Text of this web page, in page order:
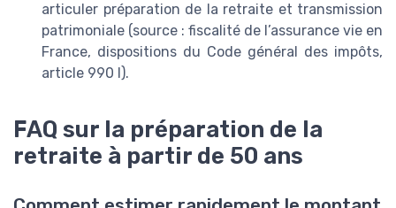
articuler préparation de la retraite et transmission
patrimoniale (source : fiscalité de l’assurance vie en
France, dispositions du Code général des impôts,
article 990 I).
FAQ sur la préparation de la
retraite à partir de 50 ans